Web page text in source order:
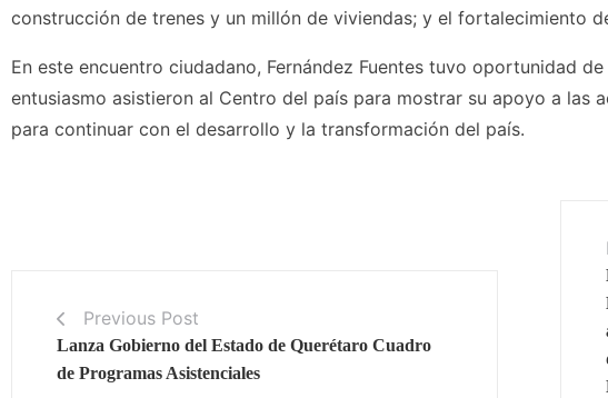
construcción de trenes y un millón de viviendas; y el fortalecimiento
En este encuentro ciudadano, Fernández Fuentes tuvo oportunidad
entusiasmo asistieron al Centro del país para mostrar su apoyo a las
para continuar con el desarrollo y la transformación del país.
Previous Post
Lanza Gobierno del Estado de Querétaro Cuadro
de Programas Asistenciales